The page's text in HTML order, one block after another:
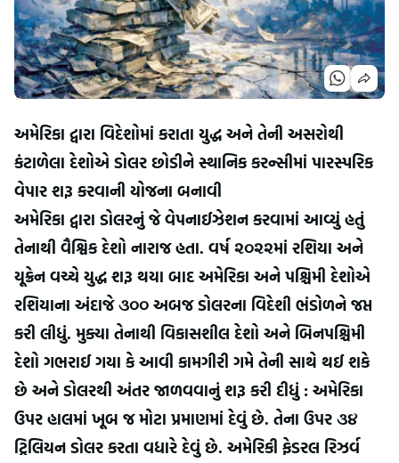
અમેરિકા દ્વારા વિદેશોમાં કરાતા યુદ્ધ અને તેની અસરોથી
કંટાળેલા દેશોએ ડોલર છોડીને સ્થાનિક કરન્સીમાં પારસ્પરિક
વેપાર શરૂ કરવાની યોજના બનાવી
અમેરિકા દ્વારા ડોલરનું જે વેપનાઈઝેશન કરવામાં આવ્યું હતું
તેનાથી વૈશ્વિક દેશો નારાજ હતા. વર્ષ ૨૦૨૨માં રશિયા અને
યૂક્રેન વચ્ચે યુદ્ધ શરૂ થયા બાદ અમેરિકા અને પશ્ચિમી દેશોએ
રશિયાના અંદાજે ૩૦૦ અબજ ડોલરના વિદેશી ભંડોળને જપ્ત
કરી લીધું. મુક્યા તેનાથી વિકાસશીલ દેશો અને બિનપશ્ચિમી
દેશો ગભરાઈ ગયા કે આવી કામગીરી ગમે તેની સાથે થઈ શકે
છે અને ડોલરથી અંતર જાળવવાનું શરૂ કરી દીધું : અમેરિકા
ઉપર હાલમાં ખૂબ જ મોટા પ્રમાણમાં દેવું છે. તેના ઉપર ૩૪
ટ્રિલિયન ડોલર કરતા વધારે દેવું છે. અમેરિકી ફેડરલ રિઝર્વ